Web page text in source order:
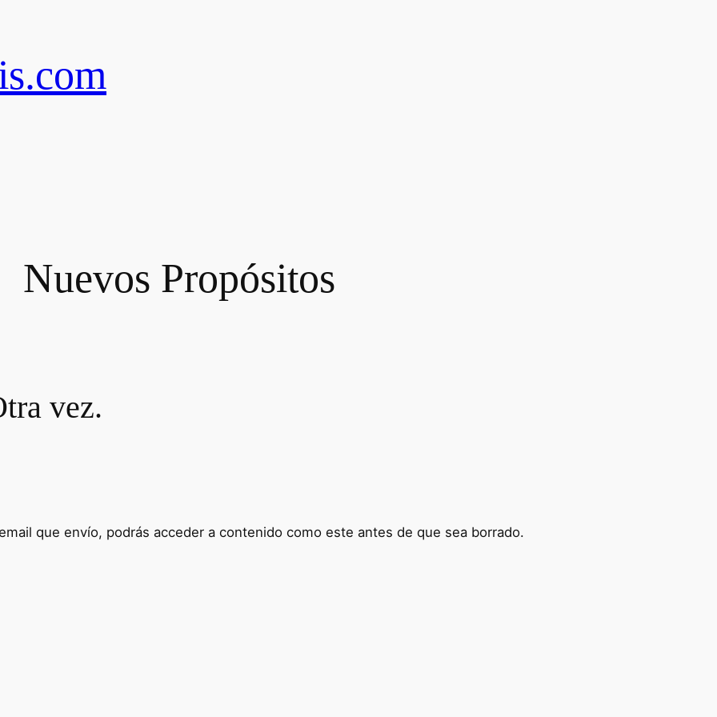
Nuevos Propósitos
vez.
que envío, podrás acceder a contenido como este antes de que sea borrado.